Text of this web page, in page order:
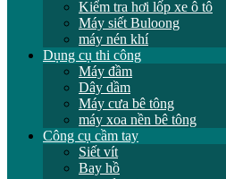
Kiểm tra hơi lốp xe ô tô
Máy siết Buloong
máy nén khí
Dụng cụ thi công
Máy đầm
Dây dầm
Máy cưa bê tông
máy xoa nền bê tông
Công cụ cầm tay
Siết vít
Bay hồ